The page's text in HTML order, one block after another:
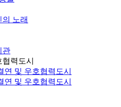
노래
관
력도시
연 및 우호협력도시
연 및 우호협력도시